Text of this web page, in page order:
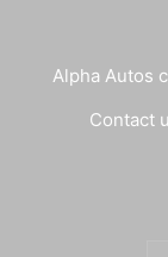
Alpha Autos
Contact